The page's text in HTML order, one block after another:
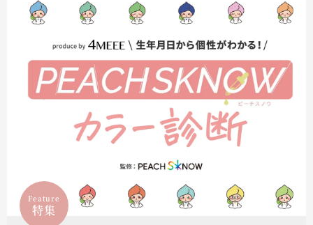
Feature
特集